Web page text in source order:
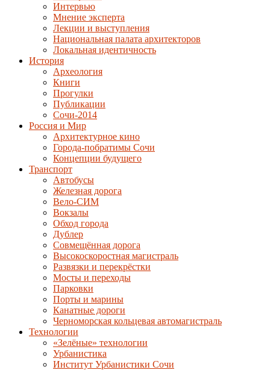
Интервью
Мнение эксперта
Лекции и выступления
Национальная палата архитекторов
Локальная идентичность
История
Археология
Книги
Прогулки
Публикации
Сочи-2014
Россия и Мир
Архитектурное кино
Города-побратимы Сочи
Концепции будущего
Транспорт
Автобусы
Железная дорога
Вело-СИМ
Вокзалы
Обход города
Дублер
Совмещённая дорога
Высокоскоростная магистраль
Развязки и перекрёстки
Мосты и переходы
Парковки
Порты и марины
Канатные дороги
Черноморская кольцевая автомагистраль
Технологии
«Зелёные» технологии
Урбанистика
Институт Урбанистики Сочи